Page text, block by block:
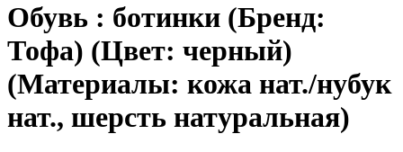
Обувь : ботинки (Бренд:
Тофа) (Цвет: черный)
(Материалы: кожа нат./нубук
нат., шерсть натуральная)